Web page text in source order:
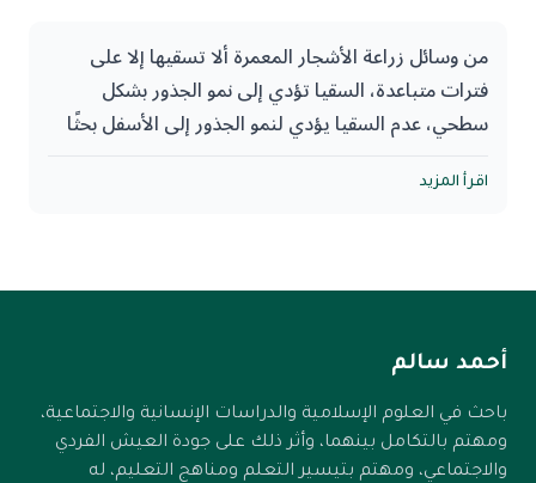
الغزالي - رحمه الله -
من وسائل زراعة الأشجار المعمرة ألا تسقيها إلا على
فترات متباعدة، السقيا تؤدي إلى نمو الجذور بشكل
سطحي، عدم السقيا يؤدي لنمو الجذور إلى الأسفل بحثًا
الزوال.
اقرأ المزيد
أحمد سالم
باحث في العلوم الإسلامية والدراسات الإنسانية والاجتماعية،
ومهتم بالتكامل بينهما، وأثر ذلك على جودة العيش الفردي
والاجتماعي، ومهتم بتيسير التعلم ومناهج التعليم، له